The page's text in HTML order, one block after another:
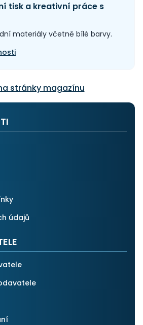
tisk a kreativní práce s
materiály včetně bílé barvy.
stránky magazínu
údajů